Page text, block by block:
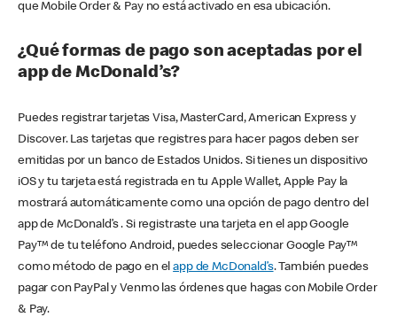
que Mobile Order & Pay no está activado en esa ubicación.
¿Qué formas de pago son aceptadas por el
app de McDonald’s?
Puedes registrar tarjetas Visa, MasterCard, American Express y
Discover. Las tarjetas que registres para hacer pagos deben ser
emitidas por un banco de Estados Unidos. Si tienes un dispositivo
iOS y tu tarjeta está registrada en tu Apple Wallet, Apple Pay la
mostrará automáticamente como una opción de pago dentro del
app de McDonald’s . Si registraste una tarjeta en el app Google
Pay™ de tu teléfono Android, puedes seleccionar Google Pay™
como método de pago en elapp de McDonald’s. También puedes
pagar con PayPal y Venmo las órdenes que hagas con Mobile Order
& Pay.